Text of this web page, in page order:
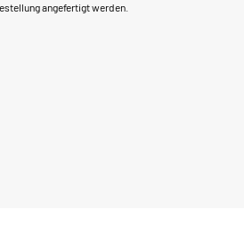
angefertigt werden.